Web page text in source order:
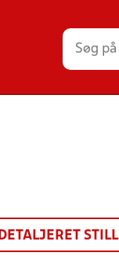
DETALJERET